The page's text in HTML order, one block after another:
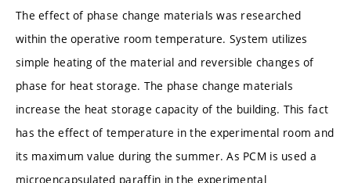
The effect of phase change materials was researched
within the operative room temperature. System utilizes
simple heating of the material and reversible changes of
phase for heat storage. The phase change materials
increase the heat storage capacity of the building. This fact
has the effect of temperature in the experimental room and
its maximum value during the summer. As PCM is used a
microencapsulated paraffin in the experimental